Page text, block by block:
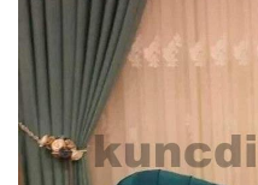
edir. Yerə qənaət
verir. Qonaq otağında
divan modelleri çoxlu
ediləcək. Evində öz
fərqli naxışlı tek divan
dizaynları ilə bütün